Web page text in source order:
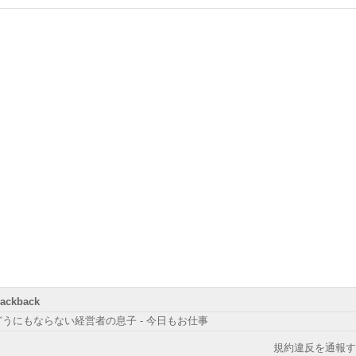
うにもならない経営者の息子 - 今日もお仕事
規約違反を通報